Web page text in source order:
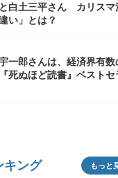
白土三平さん カリスマ
い」とは？
一郎さんは、経済界有数
死ぬほど読書』ベストセ
キング もっと